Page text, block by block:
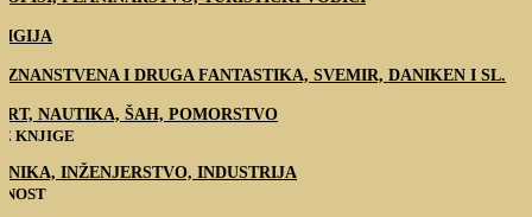
ZNANSTVENA I DRUGA FANTASTIKA, SVEMIR, DANIKEN I SL.
NAUTIKA, ŠAH, POMORSTVO
KNJIGE
INŽENJERSTVO, INDUSTRIJA